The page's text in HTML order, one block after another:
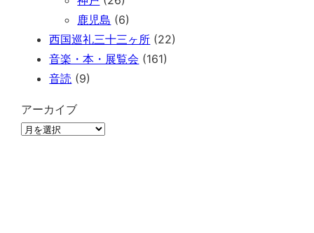
鹿児島 (6)
西国巡礼三十三ヶ所 (22)
音楽・本・展覧会 (161)
音読 (9)
アーカイブ